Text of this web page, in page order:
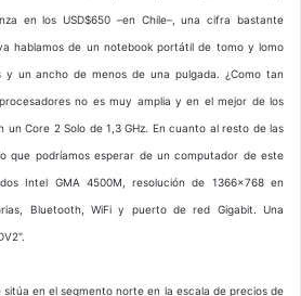
en los USD$650 –en Chile–, una cifra bastante
hablamos de un notebook portátil de tomo y lomo
y un ancho de menos de una pulgada. ¿Como tan
no es muy amplia y en el mejor de los
un Core 2 Solo de 1,3 GHz. En cuanto al resto de las
que podríamos esperar de un computador de este
Intel GMA 4500M, resolución de 1366×768 en
Bluetooth, WiFi y puerto de red Gigabit. Una
sitúa en el segmento norte en la escala de precios de